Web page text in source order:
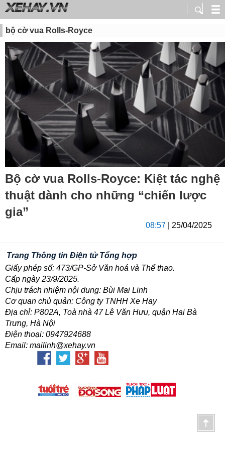
bộ cờ vua Rolls-Royce
Bộ cờ vua Rolls-Royce: Kiệt tác nghệ
thuật dành cho những “chiến lược
gia”
08:57 | 25/04/2025
Trang Thông tin Điện tử Tổng hợp
Giấy phép số: 473/GP-Sở Văn hoá và Thể thao.
Cấp ngày 23/9/2025.
Chịu trách nhiệm nội dung: Bùi Mai Linh
Cơ quan chủ quản: Công ty TNHH Xe Hay
Địa chỉ: P802A, Toà nhà 47 Lê Văn Hưu, quận Hai Bà
Trưng, Hà Nội
Điện thoại: 0947924688
Email: mailinh@xehay.vn